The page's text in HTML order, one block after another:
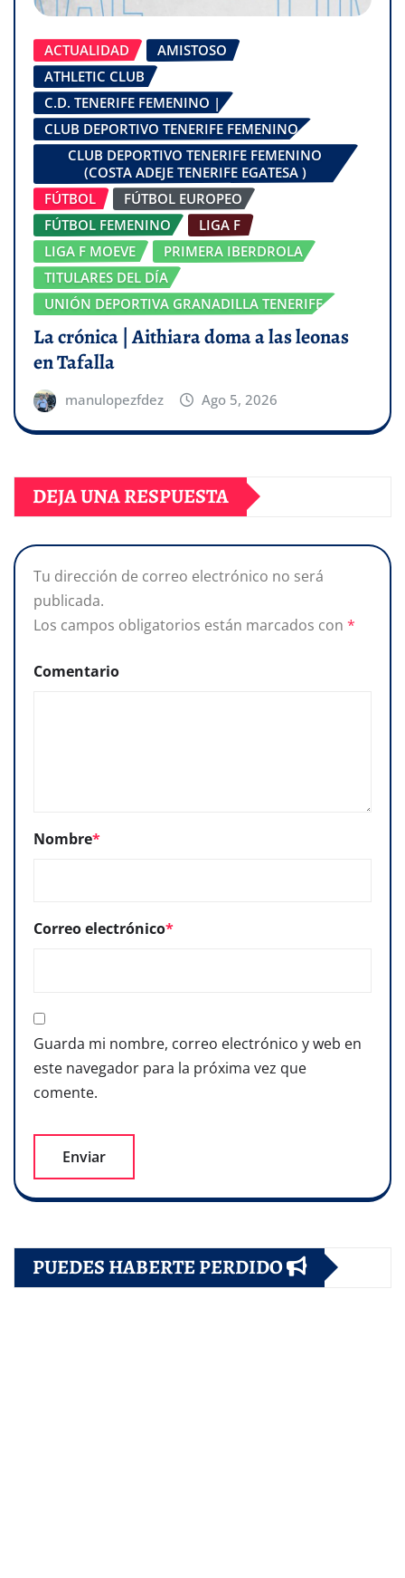
ACTUALIDAD
AMISTOSO
ATHLETIC CLUB
C.D. TENERIFE FEMENINO |
CLUB DEPORTIVO TENERIFE FEMENINO
CLUB DEPORTIVO TENERIFE FEMENINO
(COSTA ADEJE TENERIFE EGATESA )
FÚTBOL
FÚTBOL EUROPEO
FÚTBOL FEMENINO
LIGA F
LIGA F MOEVE
PRIMERA IBERDROLA
TITULARES DEL DÍA
UNIÓN DEPORTIVA GRANADILLA TENERIFE
La crónica | Aithiara doma a las leonas
en Tafalla
manulopezfdez Ago 5, 2026
DEJA UNA RESPUESTA
Tu dirección de correo electrónico no será
publicada.
Los campos obligatorios están marcados con *
Comentario
Nombre*
Correo electrónico*
Guarda mi nombre, correo electrónico y web en
este navegador para la próxima vez que
comente.
PUEDES HABERTE PERDIDO